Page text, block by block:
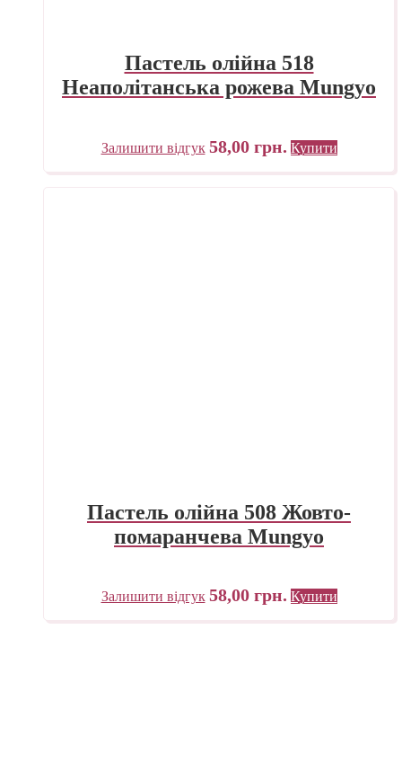
Пастель олійна 518
Неаполітанська рожева Mungyo
Залишити відгук 58,00 грн. Купити
Пастель олійна 508 Жовто-
помаранчева Mungyo
Залишити відгук 58,00 грн. Купити